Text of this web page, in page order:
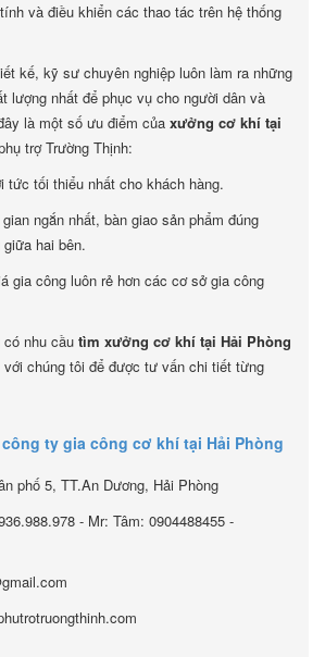
và điều khiển các thao tác trên hệ thống
kế, kỹ sư chuyên nghiệp luôn làm ra những
lượng nhất để phục vụ cho người dân và
là một số ưu điểm của xưởng cơ khí tại
trợ Trường Thịnh:
tức tối thiểu nhất cho khách hàng.
ngắn nhất, bàn giao sản phẩm đúng
hai bên.
gia công luôn rẻ hơn các cơ sở gia công
có nhu cầu tìm xưởng cơ khí tại Hải Phòng
chúng tôi để được tư vấn chi tiết từng
ty gia công cơ khí tại Hải Phòng
phố 5, TT.An Dương, Hải Phòng
- Mr: Tâm: 0904488455 -